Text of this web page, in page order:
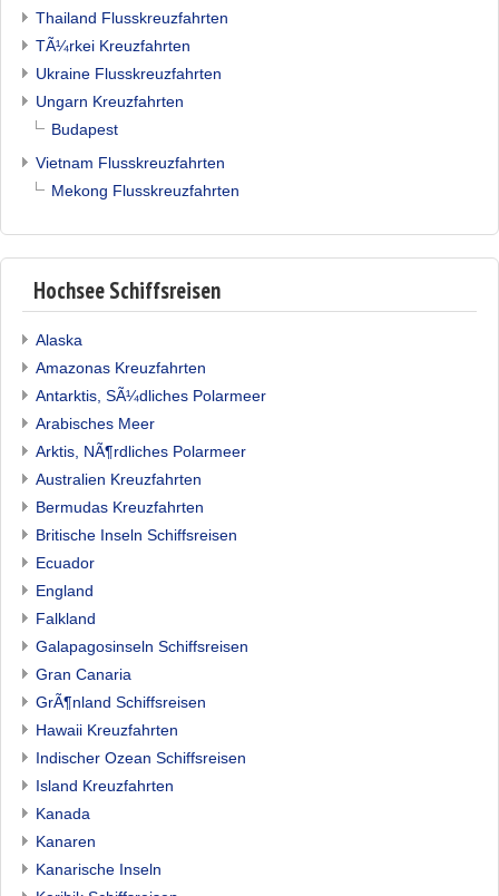
Thailand Flusskreuzfahrten
TÃ¼rkei Kreuzfahrten
Ukraine Flusskreuzfahrten
Ungarn Kreuzfahrten
Budapest
Vietnam Flusskreuzfahrten
Mekong Flusskreuzfahrten
Hochsee Schiffsreisen
Alaska
Amazonas Kreuzfahrten
Antarktis, SÃ¼dliches Polarmeer
Arabisches Meer
Arktis, NÃ¶rdliches Polarmeer
Australien Kreuzfahrten
Bermudas Kreuzfahrten
Britische Inseln Schiffsreisen
Ecuador
England
Falkland
Galapagosinseln Schiffsreisen
Gran Canaria
GrÃ¶nland Schiffsreisen
Hawaii Kreuzfahrten
Indischer Ozean Schiffsreisen
Island Kreuzfahrten
Kanada
Kanaren
Kanarische Inseln